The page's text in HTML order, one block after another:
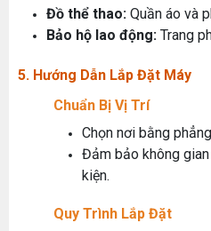
Đồ thể thao: Quần áo và
Bảo hộ lao động: Trang
5. Hướng Dẫn Lắp Đặt Máy
Chuẩn Bị Vị Trí
Chọn nơi bằng
Đảm bảo không
kiện.
Quy Trình Lắp Đặt